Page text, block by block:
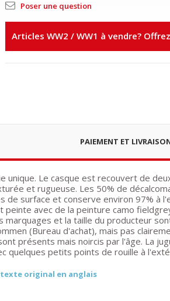
Poser une question
Articles WW2 / WW1 à vendre?
PAIEMENT ET
unique. Le casque est recouvert de
et rugueuse. Les 50% de
surface et conserve environ 97% à
avec de la peinture camo
et la taille du producteur
(Bureau d'achat), mais pas
présents mais noircis par l'âge. La
quelques petits points de rouille à
original en anglais